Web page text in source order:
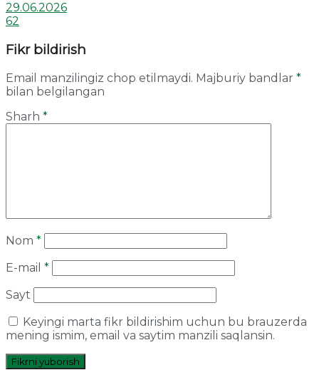
29.06.2026
62
Fikr bildirish
Email manzilingiz chop etilmaydi. Majburiy bandlar *
bilan belgilangan
Sharh *
Nom *
E-mail *
Sayt
Keyingi marta fikr bildirishim uchun bu brauzerda
mening ismim, email va saytim manzili saqlansin.